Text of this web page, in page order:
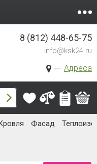
Адреса
8 (812) 448-65-75
info@ksk24.ru
Фасад